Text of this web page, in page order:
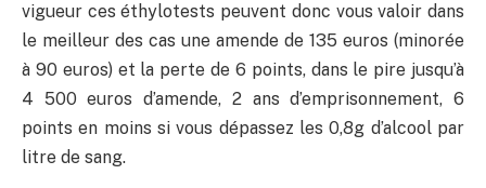
vigueur ces éthylotests peuvent donc vous valoir dans
le meilleur des cas une amende de 135 euros (minorée
à 90 euros) et la perte de 6 points, dans le pire jusqu’à
4 500 euros d’amende, 2 ans d’emprisonnement, 6
points en moins si vous dépassez les 0,8g d’alcool par
litre de sang.